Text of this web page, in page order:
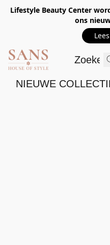
Lifestyle Beauty Center
ons
NIEUWE